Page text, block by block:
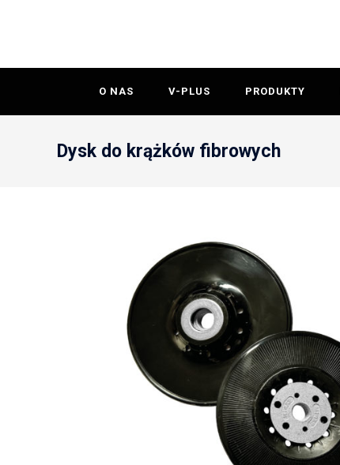
O NAS V-PLUS PRODUKTY
Dysk do krążków fibrowych